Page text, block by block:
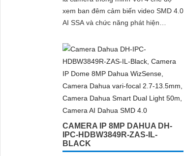
xem ban đêm cảm biến video SMD 4.0
AI SSA và chức năng phát hiện
bảo vệ hiệu quả cho ngôi nhà hay
doanh nghiệp của bạn
CAMERA IP 8MP DAHUA DH-
IPC-HDBW3849R-ZAS-IL-
BLACK